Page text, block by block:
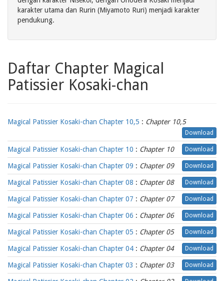
karakter utama dan Rurin (Miyamoto Ruri) menjadi karakter
pendukung.
Daftar Chapter Magical
Patissier Kosaki-chan
Magical Patissier Kosaki-chan Chapter 10,5 : Chapter 10,5
Download
Magical Patissier Kosaki-chan Chapter 10 : Chapter 10 Download
Magical Patissier Kosaki-chan Chapter 09 : Chapter 09 Download
Magical Patissier Kosaki-chan Chapter 08 : Chapter 08 Download
Magical Patissier Kosaki-chan Chapter 07 : Chapter 07 Download
Magical Patissier Kosaki-chan Chapter 06 : Chapter 06 Download
Magical Patissier Kosaki-chan Chapter 05 : Chapter 05 Download
Magical Patissier Kosaki-chan Chapter 04 : Chapter 04 Download
Magical Patissier Kosaki-chan Chapter 03 : Chapter 03 Download